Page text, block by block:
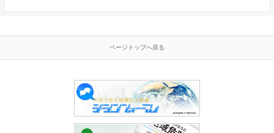
ページトップへ戻る